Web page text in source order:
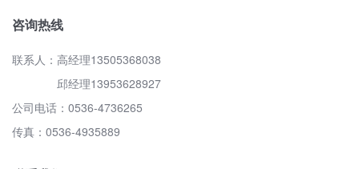
咨询热线
联系人：高经理13505368038
邱经理13953628927
公司电话：0536-4736265
传真：0536-4935889